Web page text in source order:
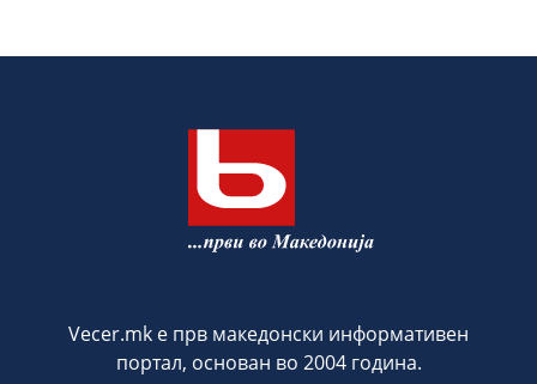
Vecer.mk е прв македонски информативен
портал, основан во 2004 година.